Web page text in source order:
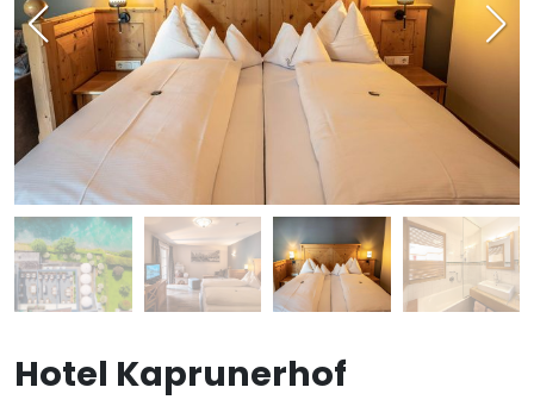
Hotel Kaprunerhof